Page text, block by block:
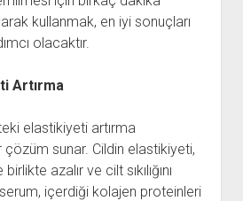
kullanmak, en iyi sonuçları
olacaktır.
Artırma
elastikiyeti artırma
sunar. Cildin elastikiyeti,
azalır ve cilt sıkılığını
içerdiği kolajen proteinleri